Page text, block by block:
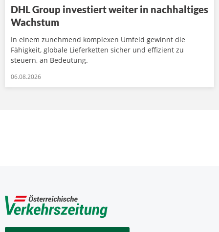
DHL Group investiert weiter in nachhaltiges
Wachstum
In einem zunehmend komplexen Umfeld gewinnt die
Fähigkeit, globale Lieferketten sicher und effizient zu
steuern, an Bedeutung.
06.08.2026